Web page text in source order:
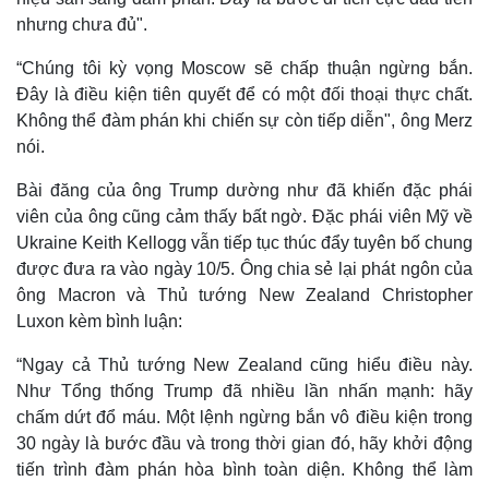
Khởi nghiệp
Chứng khoán
Giá cà phê
nhưng chưa đủ".
“Chúng tôi kỳ vọng Moscow sẽ chấp thuận ngừng bắn.
Đây là điều kiện tiên quyết để có một đối thoại thực chất.
Không thể đàm phán khi chiến sự còn tiếp diễn", ông Merz
nói.
Bài đăng của ông Trump dường như đã khiến đặc phái
viên của ông cũng cảm thấy bất ngờ. Đặc phái viên Mỹ về
Ukraine Keith Kellogg vẫn tiếp tục thúc đẩy tuyên bố chung
được đưa ra vào ngày 10/5. Ông chia sẻ lại phát ngôn của
ông Macron và Thủ tướng New Zealand Christopher
Luxon kèm bình luận:
“Ngay cả Thủ tướng New Zealand cũng hiểu điều này.
Như Tổng thống Trump đã nhiều lần nhấn mạnh: hãy
chấm dứt đổ máu. Một lệnh ngừng bắn vô điều kiện trong
30 ngày là bước đầu và trong thời gian đó, hãy khởi động
tiến trình đàm phán hòa bình toàn diện. Không thể làm